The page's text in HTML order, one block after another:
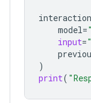
model=
input=
)
print(